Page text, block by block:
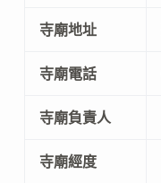
寺廟地址
寺廟電話
寺廟負責人
寺廟經度